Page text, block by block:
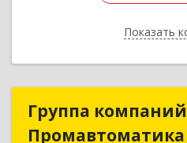
Показать
Группа компаний
Промавтоматика